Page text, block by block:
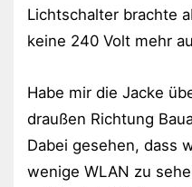
Lichtschalter brachte
keine 240 Volt mehr
Habe mir die Jacke
draußen Richtung
Dabei gesehen, dass
wenige WLAN zu